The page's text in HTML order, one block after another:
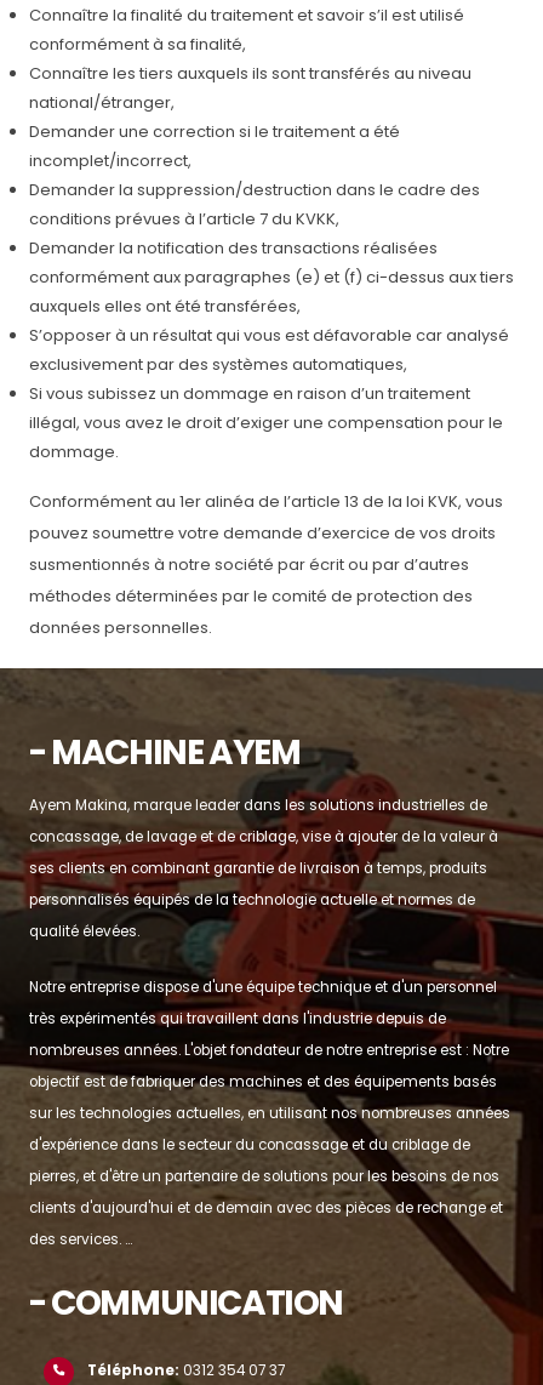
Connaître la finalité du traitement et savoir s’il est utilisé
conformément à sa finalité,
Connaître les tiers auxquels ils sont transférés au niveau
national/étranger,
Demander une correction si le traitement a été
incomplet/incorrect,
Demander la suppression/destruction dans le cadre des
conditions prévues à l’article 7 du KVKK,
Demander la notification des transactions réalisées
conformément aux paragraphes (e) et (f) ci-dessus aux tiers
auxquels elles ont été transférées,
S’opposer à un résultat qui vous est défavorable car analysé
exclusivement par des systèmes automatiques,
Si vous subissez un dommage en raison d’un traitement
illégal, vous avez le droit d’exiger une compensation pour le
dommage.
Conformément au 1er alinéa de l’article 13 de la loi KVK, vous
pouvez soumettre votre demande d’exercice de vos droits
susmentionnés à notre société par écrit ou par d’autres
méthodes déterminées par le comité de protection des
données personnelles.
- MACHINE AYEM
Ayem Makina, marque leader dans les solutions industrielles de
concassage, de lavage et de criblage, vise à ajouter de la valeur à
ses clients en combinant garantie de livraison à temps, produits
personnalisés équipés de la technologie actuelle et normes de
qualité élevées.
Notre entreprise dispose d'une équipe technique et d'un personnel
très expérimentés qui travaillent dans l'industrie depuis de
nombreuses années. L'objet fondateur de notre entreprise est : Notre
objectif est de fabriquer des machines et des équipements basés
sur les technologies actuelles, en utilisant nos nombreuses années
d'expérience dans le secteur du concassage et du criblage de
pierres, et d'être un partenaire de solutions pour les besoins de nos
clients d'aujourd'hui et de demain avec des pièces de rechange et
des services. ...
- COMMUNICATION
Téléphone: 0312 354 07 37